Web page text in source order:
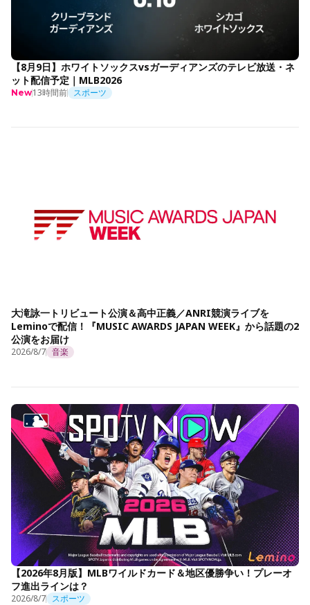
【8月9日】ホワイトソックスvsガーディアンズのテレビ放送・ネ
ット配信予定｜MLB2026
New13時間前 スポーツ
大滝詠一トリビュート公演＆高中正義／ANRI競演ライブを
Leminoで配信！『MUSIC AWARDS JAPAN WEEK』から話題の2
公演をお届け
2026/8/7 音楽
【2026年8月版】MLBワイルドカード＆地区優勝争い！プレーオ
フ進出ラインは？
2026/8/7 スポーツ